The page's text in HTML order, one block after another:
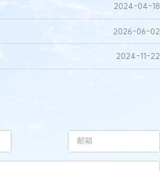
2024-04-18
2026-06-02
2024-11-22